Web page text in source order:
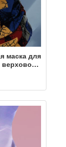
маска для
верховой
платок